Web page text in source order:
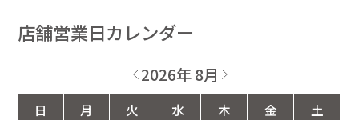
店舗営業日カレンダー
2026年 8月
日 月 火 水 木 金
土